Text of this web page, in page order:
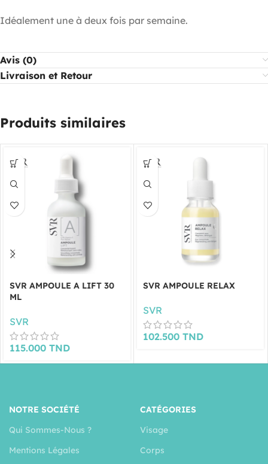
Idéalement une à deux fois par semaine.
Avis (0)
Livraison et Retour
Produits similaires
SVR AMPOULE A LIFT 30
ML
SVR
115.000 TND
SVR AMPOULE RELAX
SVR
102.500 TND
NOTRE SOCIÉTÉ
Qui Sommes-Nous ?
Mentions Légales
CATÉGORIES
Visage
Corps